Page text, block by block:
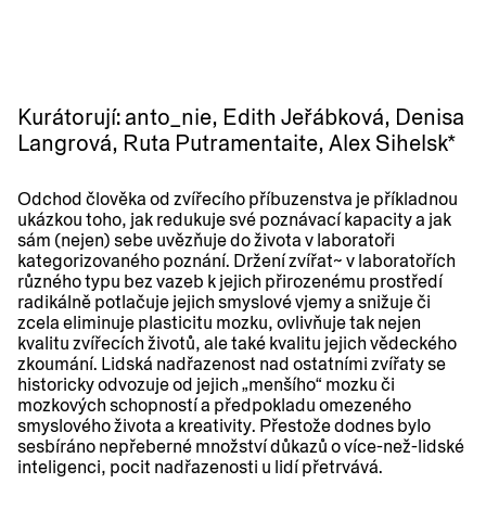
Kurátorují: anto_nie, Edith Jeřábková, Denisa
Langrová, Ruta Putramentaite, Alex Sihelsk*
Odchod člověka od zvířecího příbuzenstva je příkladnou
ukázkou toho, jak redukuje své poznávací kapacity a jak
sám (nejen) sebe uvězňuje do života v laboratoři
kategorizovaného poznání. Držení zvířat~ v laboratořích
různého typu bez vazeb k jejich přirozenému prostředí
radikálně potlačuje jejich smyslové vjemy a snižuje či
zcela eliminuje plasticitu mozku, ovlivňuje tak nejen
kvalitu zvířecích životů, ale také kvalitu jejich vědeckého
zkoumání. Lidská nadřazenost nad ostatními zvířaty se
historicky odvozuje od jejich „menšího“ mozku či
mozkových schopností a předpokladu omezeného
smyslového života a kreativity. Přestože dodnes bylo
sesbíráno nepřeberné množství důkazů o více-než-lidské
inteligenci, pocit nadřazenosti u lidí přetrvává.